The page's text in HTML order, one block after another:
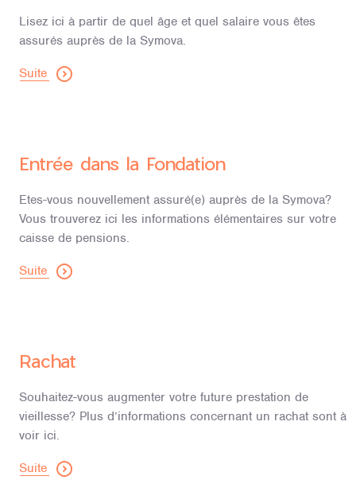
Lisez ici à partir de quel âge et quel salaire vous êtes
assurés auprès de la Symova.
Suite
Entrée dans la Fondation
Etes-vous nouvellement assuré(e) auprès de la Symova?
Vous trouverez ici les informations élémentaires sur votre
caisse de pensions.
Suite
Rachat
Souhaitez-vous augmenter votre future prestation de
vieillesse? Plus d’informations concernant un rachat sont à
voir ici.
Suite